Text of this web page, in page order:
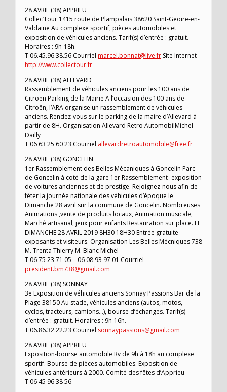
28 AVRIL (38) APPRIEU
Collec’Tour 1415 route de Plampalais 38620 Saint-Geoire-en-
Valdaine Au complexe sportif, pièces automobiles et
exposition de véhicules anciens. Tarif(s) d’entrée : gratuit.
Horaires : 9h-18h.
T 06.45.96.38.56 Courriel marcel.bonnat@live.fr Site Internet
http://www.collectour.fr
28 AVRIL (38) ALLEVARD
Rassemblement de véhicules anciens pour les 100 ans de
Citroën Parking de la Mairie A l’occasion des 100 ans de
Citroën, l’ARA organise un rassemblement de véhicules
anciens. Rendez-vous sur le parking de la maire d’Allevard à
partir de 8H. Organisation Allevard Retro AutomobilMichel
Dailly
T 06 63 25 60 23 Courriel allevardretroautomobile@free.fr
28 AVRIL (38) GONCELIN
1er Rassemblement des Belles Mécaniques à Goncelin Parc
de Goncelin à coté de la gare 1er Rassemblement- exposition
de voitures anciennes et de prestige. Rejoignez-nous afin de
fêter la journée nationale des véhicules d’époque le
Dimanche 28 avril sur la commune de Goncelin. Nombreuses
Animations ,vente de produits locaux, Animation musicale,
Marché artisanal, jeux pour enfants Restauration sur place. LE
DIMANCHE 28 AVRIL 2019 8H30 18H30 Entrée gratuite
exposants et visiteurs. Organisation Les Belles Mécniques 738
M. Trenta Thierry M. Blanc MIchel
T 06 75 23 71 05 – 06 08 93 97 01 Courriel
president.bm738@gmail.com
28 AVRIL (38) SONNAY
3e Exposition de véhicules anciens Sonnay Passions Bar de la
Plage 38150 Au stade, véhicules anciens (autos, motos,
cyclos, tracteurs, camions…), bourse d’échanges. Tarif(s)
d’entrée : gratuit. Horaires : 9h-16h.
T 06.86.32.22.23 Courriel sonnaypassions@gmail.com
28 AVRIL (38) APPRIEU
Exposition-bourse automobile Rv de 9h à 18h au complexe
sportif. Bourse de pièces automobiles. Exposition de
véhicules antérieurs à 2000. Comité des fêtes d’Apprieu
T 06 45 96 38 56